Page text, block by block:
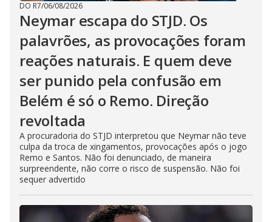
DO R7/06/08/2026
Neymar escapa do STJD. Os
palavrões, as provocações foram
reações naturais. E quem deve
ser punido pela confusão em
Belém é só o Remo. Direção
revoltada
A procuradoria do STJD interpretou que Neymar não teve
culpa da troca de xingamentos, provocações após o jogo
Remo e Santos. Não foi denunciado, de maneira
surpreendente, não corre o risco de suspensão. Não foi
sequer advertido